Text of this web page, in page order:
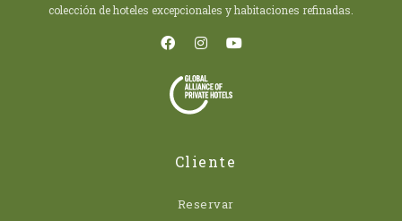
colección de hoteles excepcionales y habitaciones refinadas.
Cliente
Reservar